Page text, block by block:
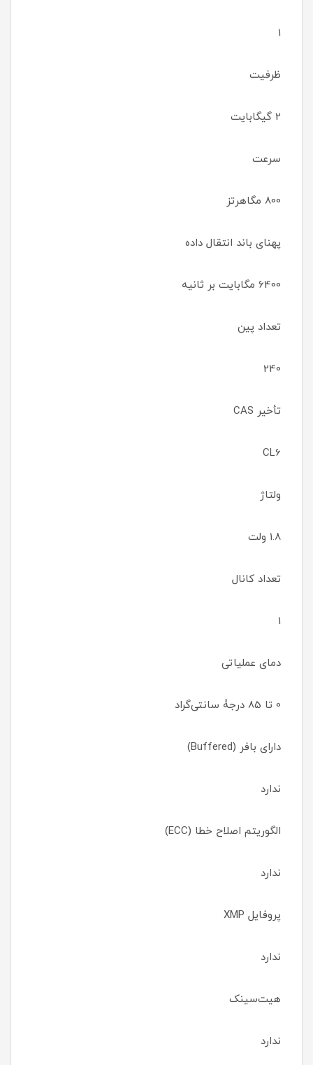
1
ظرفیت
2 گیگابایت
سرعت
800 مگاهرتز
پهنای باند انتقال داده
6400 مگابایت بر ثانیه
تعداد پین
240
تأخیر CAS
CL6
ولتاژ
1.8 ولت
تعداد کانال
1
دمای عملیاتی
0 تا 85 درجۀ سانتی‌گراد
دارای بافر (Buffered)
ندارد
الگوریتم اصلاح خطا (ECC)
ندارد
پروفایل XMP
ندارد
هیت‌سینک
ندارد